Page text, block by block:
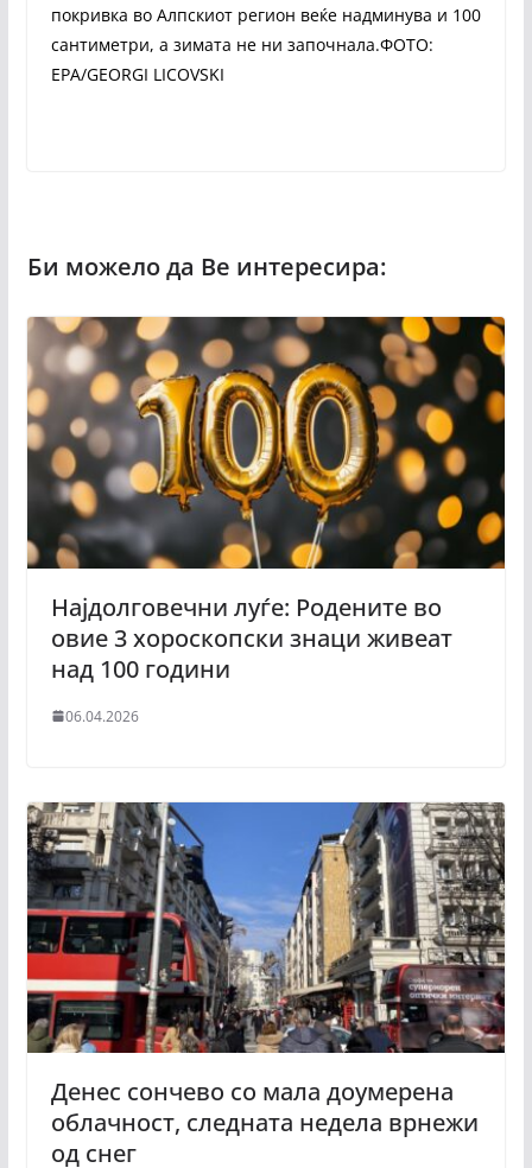
покривка во Алпскиот регион веќе надминува и 100
сантиметри, а зимата не ни започнала.ФОТО:
EPA/GEORGI LICOVSKI
Најдолговечни луѓе: Родените во
овие 3 хороскопски знаци живеат
над 100 години
06.04.2026
Денес сончево со мала доумерена
облачност, следната недела врнежи
од снег